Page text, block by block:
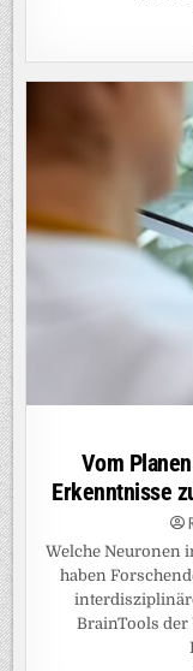
Vom
Erkenntnisse
Welche Neuronen
haben
BrainTools